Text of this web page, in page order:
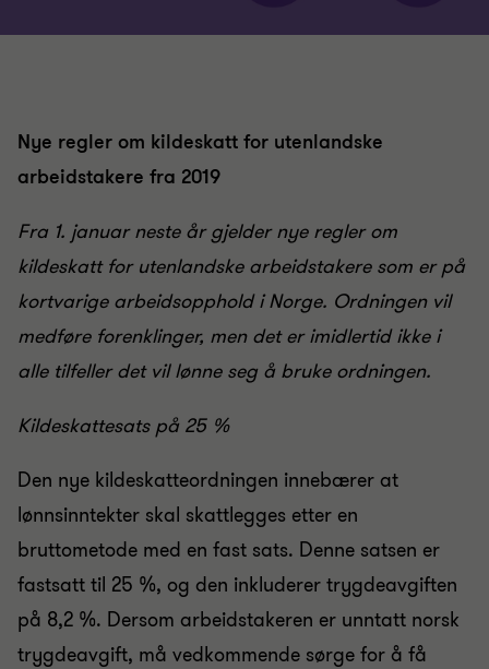
Nye regler om kildeskatt for utenlandske
arbeidstakere fra 2019
Fra 1. januar neste år gjelder nye regler om
kildeskatt for utenlandske arbeidstakere som er på
kortvarige arbeidsopphold i Norge. Ordningen vil
medføre forenklinger, men det er imidlertid ikke i
alle tilfeller det vil lønne seg å bruke ordningen.
Kildeskattesats på 25 %
Den nye kildeskatteordningen innebærer at
lønnsinntekter skal skattlegges etter en
bruttometode med en fast sats. Denne satsen er
fastsatt til 25 %, og den inkluderer trygdeavgiften
på 8,2 %. Dersom arbeidstakeren er unntatt norsk
trygdeavgift, må vedkommende sørge for å få